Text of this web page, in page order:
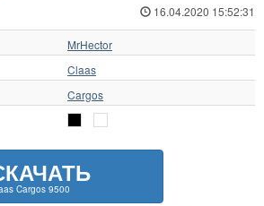
16.04.2020 15:52:31
MrHector
Claas
Cargos
Cargos 9500